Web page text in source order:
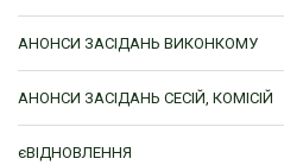
АНОНСИ ЗАСІДАНЬ ВИКОНКОМУ
АНОНСИ ЗАСІДАНЬ СЕСІЙ, КОМІСІЙ
єВІДНОВЛЕННЯ